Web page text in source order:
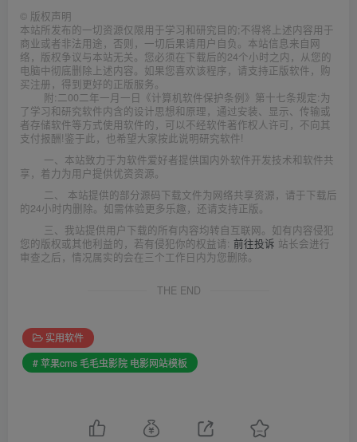
© 版权声明
本站所发布的一切资源仅限用于学习和研究目的;不得将上述内容用于
商业或者非法用途，否则，一切后果请用户自负。本站信息来自网
络，版权争议与本站无关。您必须在下载后的24个小时之内，从您的
电脑中彻底删除上述内容。如果您喜欢该程序，请支持正版软件，购
买注册，得到更好的正版服务。
附:二00二年一月一日《计算机软件保护条例》第十七条规定:为
了学习和研究软件内含的设计思想和原理，通过安装、显示、传输或
者存储软件等方式使用软件的，可以不经软件著作权人许可，不向其
支付报酬!鉴于此，也希望大家按此说明研究软件!
一、本站致力于为软件爱好者提供国内外软件开发技术和软件共
享，着力为用户提供优资资源。
二、 本站提供的部分源码下载文件为网络共享资源，请于下载后
的24小时内删除。如需体验更多乐趣，还请支持正版。
三、我站提供用户下载的所有内容均转自互联网。如有内容侵犯
您的版权或其他利益的，若有侵犯你的权益请: 前往投诉 站长会进行
审查之后，情况属实的会在三个工作日内为您删除。
THE END
实用软件
# 苹果cms 毛毛虫影院 电影网站模板